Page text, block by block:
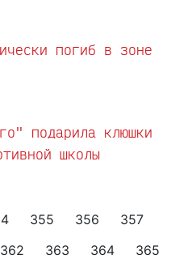
погиб в зоне
подарила клюшки
школы
355 356
357
362 363 364
365